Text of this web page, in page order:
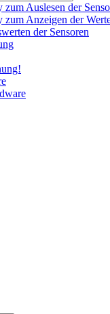
Auslesen der
zum Anzeigen der
der Sensoren